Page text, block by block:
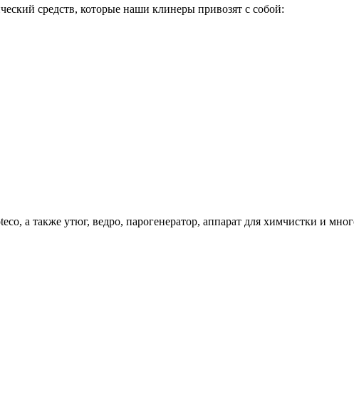
средств, которые наши клинеры привозят с собой:
а также утюг, ведро, парогенератор, аппарат для химчистки и